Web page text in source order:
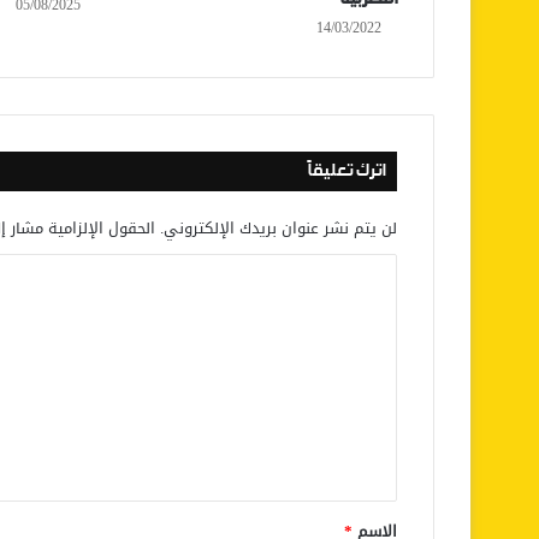
14/03/2022
اترك تعليقاً
لن يتم نشر عنوان بريدك الإلكتروني. الحقول الإلزامية مشار
*
الاسم *